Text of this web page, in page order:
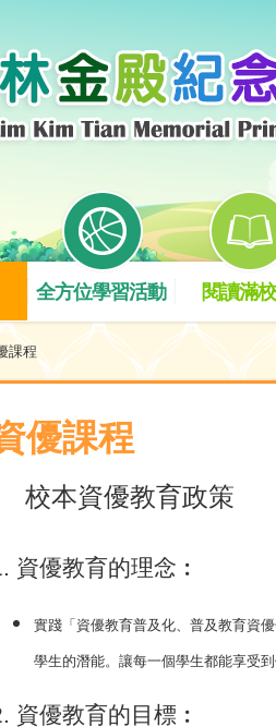
全方位學習活動 閱讀滿
課程
優課程
校本資優教育政策
資優教育的理念︰
實踐「資優教育普及化、普及教育資
學生的潛能。讓每一個學生都能享受
資優教育的目標︰